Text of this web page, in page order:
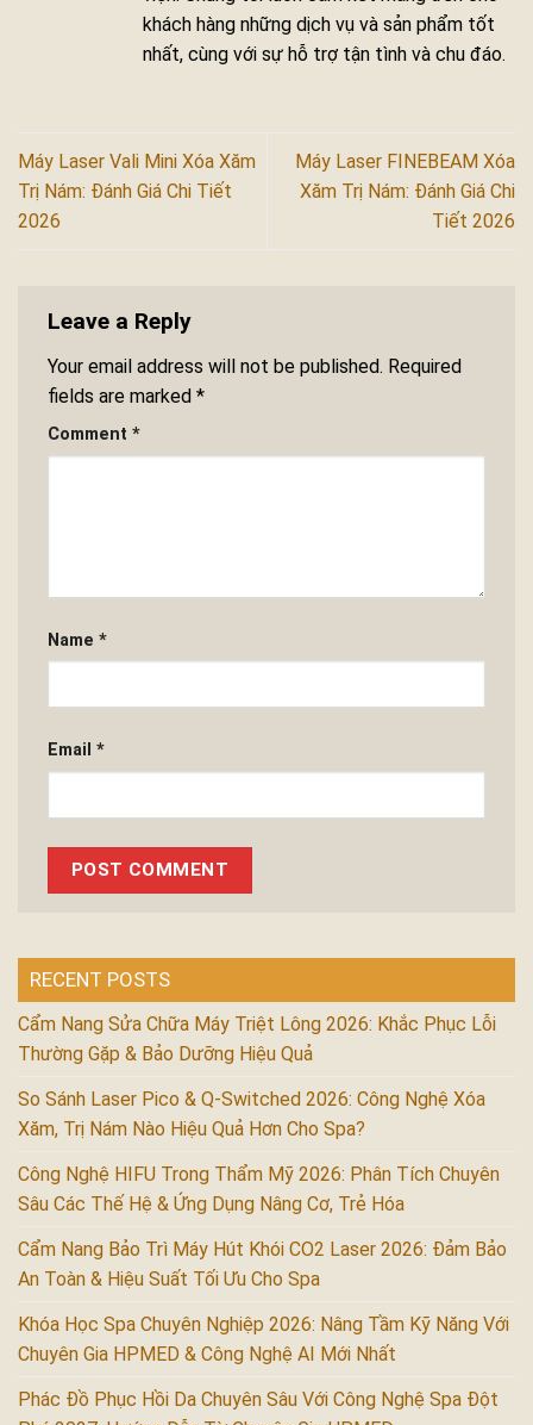
khách hàng những dịch vụ và sản phẩm tốt
nhất, cùng với sự hỗ trợ tận tình và chu đáo.
Máy Laser Vali Mini Xóa Xăm
Trị Nám: Đánh Giá Chi Tiết
2026
Máy Laser FINEBEAM Xóa
Xăm Trị Nám: Đánh Giá Chi
Tiết 2026
Leave a Reply
Your email address will not be published. Required
fields are marked *
Comment *
Name *
Email *
RECENT POSTS
Cẩm Nang Sửa Chữa Máy Triệt Lông 2026: Khắc Phục Lỗi
Thường Gặp & Bảo Dưỡng Hiệu Quả
So Sánh Laser Pico & Q-Switched 2026: Công Nghệ Xóa
Xăm, Trị Nám Nào Hiệu Quả Hơn Cho Spa?
Công Nghệ HIFU Trong Thẩm Mỹ 2026: Phân Tích Chuyên
Sâu Các Thế Hệ & Ứng Dụng Nâng Cơ, Trẻ Hóa
Cẩm Nang Bảo Trì Máy Hút Khói CO2 Laser 2026: Đảm Bảo
An Toàn & Hiệu Suất Tối Ưu Cho Spa
Khóa Học Spa Chuyên Nghiệp 2026: Nâng Tầm Kỹ Năng Với
Chuyên Gia HPMED & Công Nghệ AI Mới Nhất
Phác Đồ Phục Hồi Da Chuyên Sâu Với Công Nghệ Spa Đột